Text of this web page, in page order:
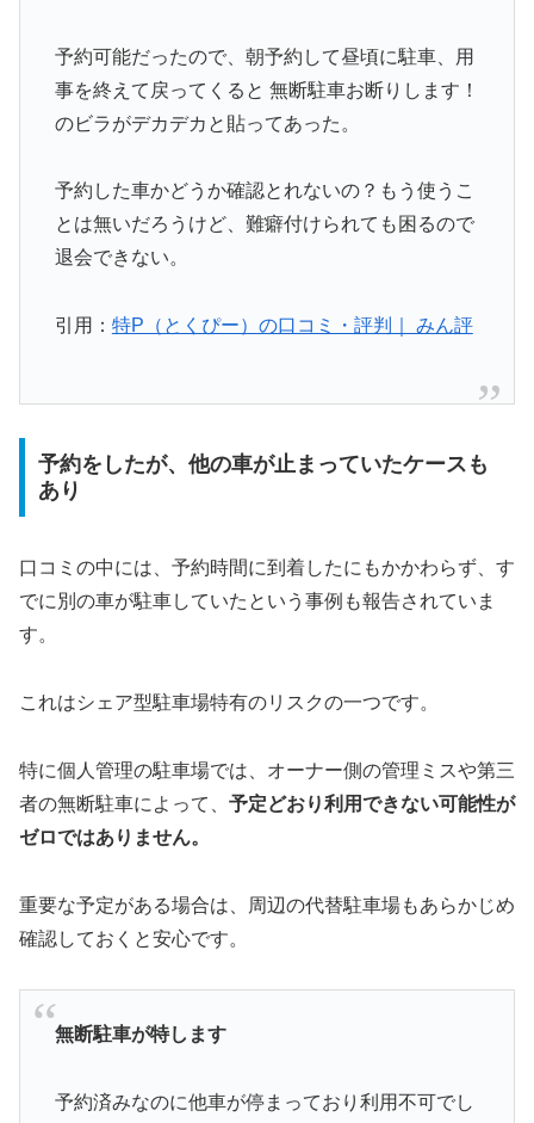
予約可能だったので、朝予約して昼頃に駐車、用
事を終えて戻ってくると 無断駐車お断りします！
のビラがデカデカと貼ってあった。
予約した車かどうか確認とれないの？もう使うこ
とは無いだろうけど、難癖付けられても困るので
退会できない。
引用： 特P（とくぴー）の口コミ・評判｜ みん評
予約をしたが、他の車が止まっていたケースも
あり
口コミの中には、予約時間に到着したにもかかわらず、す
でに別の車が駐車していたという事例も報告されていま
す。
これはシェア型駐車場特有のリスクの一つです。
特に個人管理の駐車場では、オーナー側の管理ミスや第三
者の無断駐車によって、 予定どおり利用できない可能性が
ゼロではありません。
重要な予定がある場合は、周辺の代替駐車場もあらかじめ
確認しておくと安心です。
無断駐車が特します
予約済みなのに他車が停まっており利用不可でし